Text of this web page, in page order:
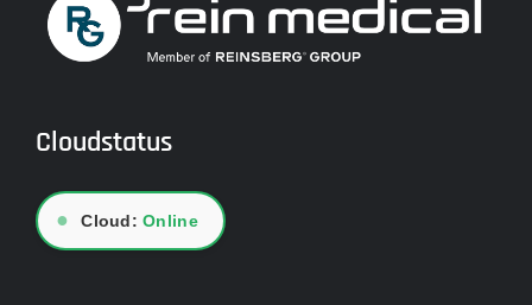
Cloudstatus
● Cloud:Online